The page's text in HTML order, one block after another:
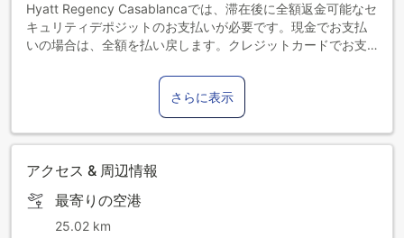
Hyatt Regency Casablancaでは、滞在後に全額返金可能なセ
キュリティデポジットのお支払いが必要です。現金でお支払
いの場合は、全額を払い戻します。クレジットカードでお支
さらに表示
アクセス & 周辺情報
最寄りの空港
25.02 km